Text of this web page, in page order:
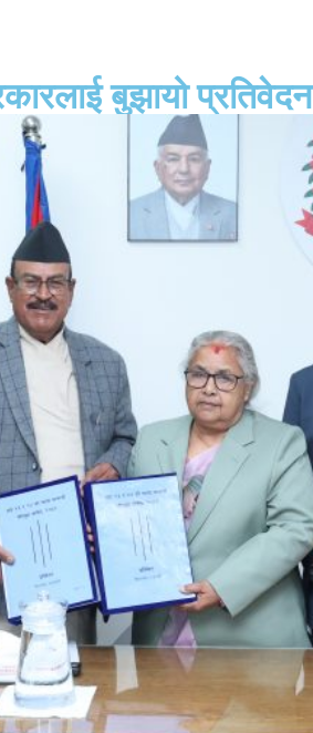
बुझायो प्रतिवेदन